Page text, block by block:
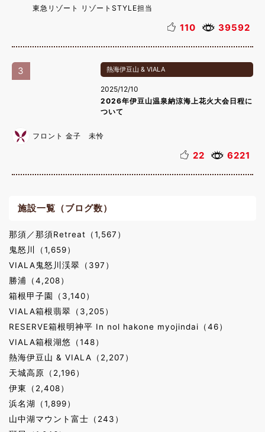
東急リゾート リゾートSTYLE担当
110 39592
3 熱海伊豆山 & VIALA
2025/12/10
2026年伊豆山温泉納涼海上花火大会日程に
ついて
フロント 金子 未怜
22 6221
施設一覧（ブログ数）
那須／那須Retreat（1,567）
鬼怒川（1,659）
VIALA鬼怒川渓翠（397）
勝浦（4,208）
箱根甲子園（3,140）
VIALA箱根翡翠（3,205）
RESERVE箱根明神平 In nol hakone myojindai（46）
VIALA箱根湖悠（148）
熱海伊豆山 & VIALA（2,207）
天城高原（2,196）
伊東（2,408）
浜名湖（1,899）
山中湖マウント富士（243）